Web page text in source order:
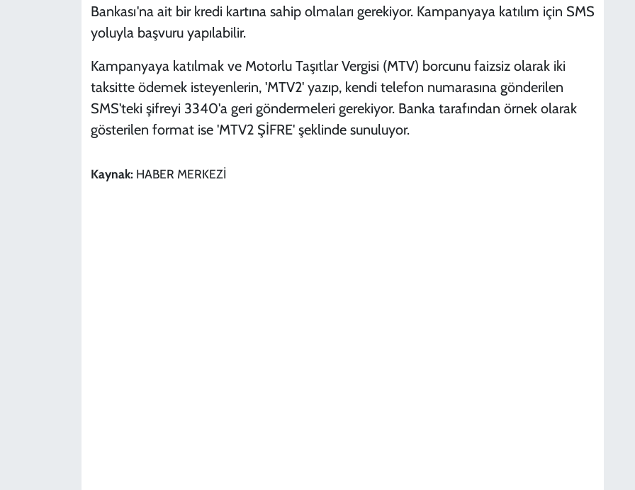
Bankası'na ait bir kredi kartına sahip olmaları gerekiyor. Kampanyaya katılım için SMS
yoluyla başvuru yapılabilir.
Kampanyaya katılmak ve Motorlu Taşıtlar Vergisi (MTV) borcunu faizsiz olarak iki
taksitte ödemek isteyenlerin, 'MTV2' yazıp, kendi telefon numarasına gönderilen
SMS'teki şifreyi 3340'a geri göndermeleri gerekiyor. Banka tarafından örnek olarak
gösterilen format ise 'MTV2 ŞİFRE' şeklinde sunuluyor.
Kaynak: HABER MERKEZİ